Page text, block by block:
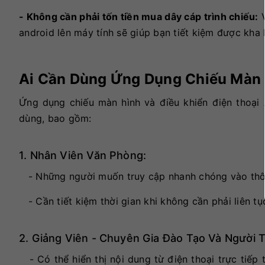
- Không cần phải tốn tiền mua dây cáp trình chiếu:
android lên máy tính sẽ giúp bạn tiết kiệm được
Ai Cần Dùng Ứng Dụng Chiếu
Ứng dụng chiếu màn hình và điều khiển điện
dùng, bao gồm:
1. Nhân Viên Văn Phòng:
- Những người muốn truy cập nhanh chóng vào
- Cần tiết kiệm thời gian khi không cần phải liên
2. Giảng Viên - Chuyên Gia Đào Tạo Và Người
- Có thể hiển thị nội dung từ điện thoại trực tiếp